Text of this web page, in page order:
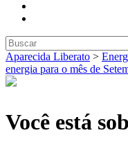
Aparecida Liberato >
energia para o mês de
Você está